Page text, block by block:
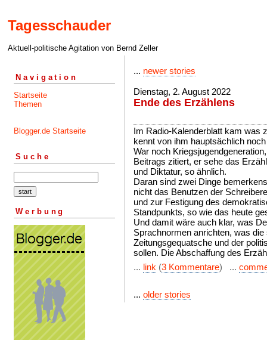
Tagesschauder
Aktuell-politische Agitation von Bernd Zeller
Navigation
Startseite
Themen
Blogger.de Startseite
Suche
Werbung
... newer stories
Dienstag, 2. August 2022
Ende des Erzählens
Im Radio-Kalenderblatt kam was
kennt von ihm hauptsächlich
War noch
Beitrags zitiert, er sehe das
und Diktatur, so ähnlich.
Daran sind zwei Dinge
nicht das Benutzen der
und zur Festigung des
Standpunkts, so wie das heute
Und damit wäre auch klar, was
Sprachnormen anrichten, was
Zeitungsgequatsche und der
sollen. Die Abschaffung des
... link (3 Kommentare) ...
... older stories